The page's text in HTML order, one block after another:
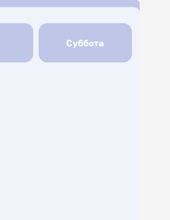
Суббота